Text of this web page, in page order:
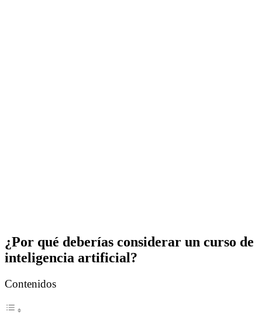
¿Por qué deberías considerar un curso de
inteligencia artificial?
Contenidos